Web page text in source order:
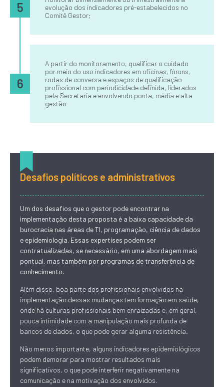
evolução dos indicadores pré-estabelecidos no
Comitê Gestor;
5
A partir do monitoramento, qualificar o cuidado
por meio do uso indicadores em oficinas, fóruns,
rodas de conversa e espaços de qualificação
profissional com periodicidade definida, liderados
pela Secretaria e envolvendo ponta, média e alta
gestão.
6
Desafios políticos e administrativos
Um dos desafios que o gestor pode encontrar na
implementação desta proposta é a baixa capacidade da
burocracia nas áreas de TI, programação, ciência de dados
e epidemiologia. Essas expertises podem ser
contratualizadas, se necessário, em uma abordagem mais
pontual, mas também por programas de transferência de
conhecimento.
Além disso, boa parte dos profissionais envolvidos na
implementação dessas mudanças tem formação em saúde,
onde há culturas profissionais bem enraizadas e, em geral,
pouca intimidade com a manipulação mais profunda de
bancos de dados, o que pode gerar alguma resistência.
Não menos importante, alguns indicadores epidemiológicos
podem demorar para mostrar resultados mais
significativos, o que pode interferir negativamente na
comunicação e na motivação dos envolvidos.